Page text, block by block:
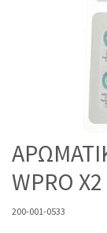
WPRO
200-001-0533